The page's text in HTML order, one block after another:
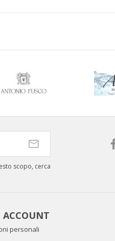
scopo, cerca
personali